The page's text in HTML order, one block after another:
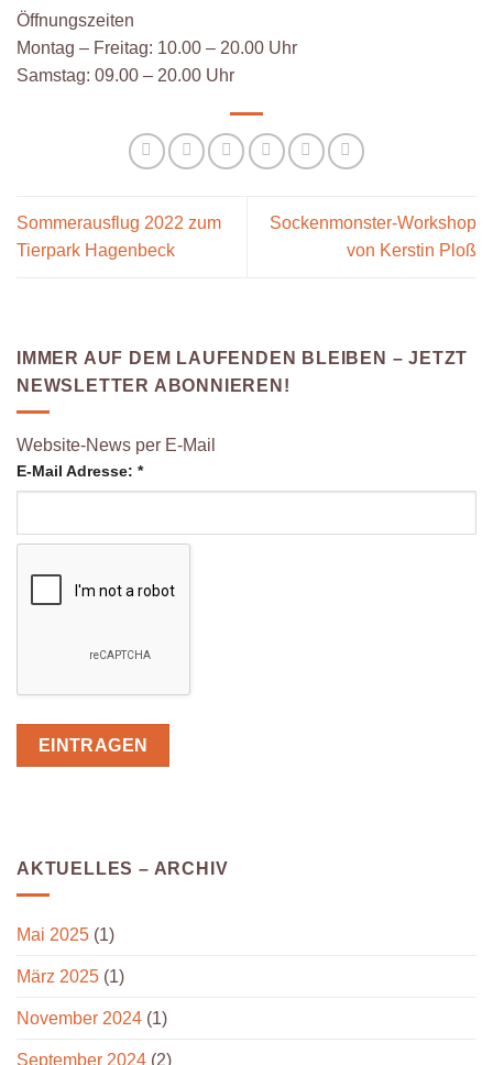
Öffnungszeiten
Montag – Freitag: 10.00 – 20.00 Uhr
Samstag: 09.00 – 20.00 Uhr
Sommerausflug 2022 zum
Tierpark Hagenbeck
Sockenmonster-Workshop
von Kerstin Ploß
IMMER AUF DEM LAUFENDEN BLEIBEN – JETZT
NEWSLETTER ABONNIEREN!
Website-News per E-Mail
E-Mail Adresse: *
AKTUELLES – ARCHIV
Mai 2025 (1)
März 2025 (1)
November 2024 (1)
September 2024 (2)